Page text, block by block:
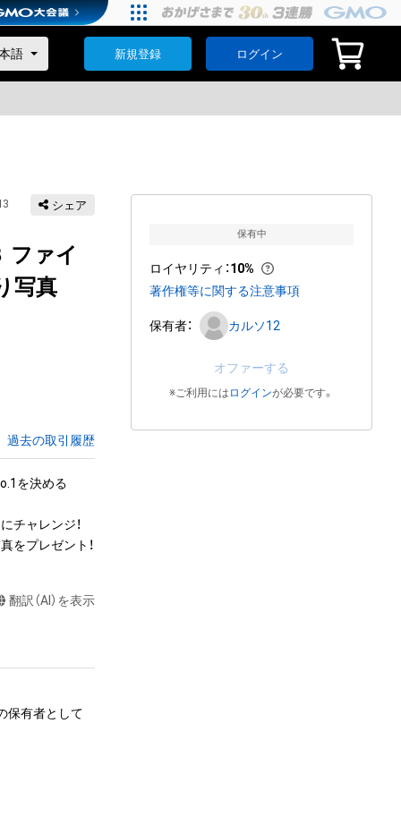
新規登録 ログイン
シェア
ファイ
写真
過去の取引履歴
を決める
チャレンジ！
をプレゼント！
翻訳（AI）を表示
保有者として
保有中
ロイヤリティ ：10%
著作権等に関する注意事項
保有者： カルソ12
オファーする
※ご利用には ログインが必要です。